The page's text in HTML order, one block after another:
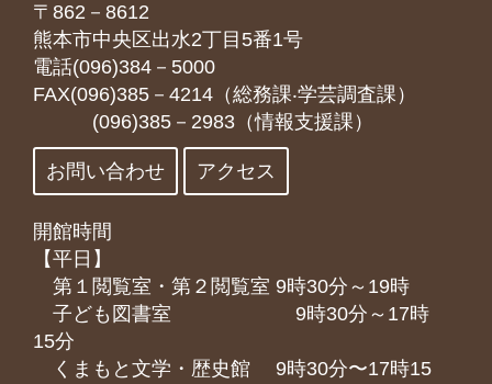
〒862－8612
熊本市中央区出水2丁目5番1号
電話(096)384－5000
FAX(096)385－4214（総務課‧学芸調査課）
(096)385－2983（情報支援課）
お問い合わせ アクセス
開館時間
【平日】
第１閲覧室・第２閲覧室 9時30分～19時
子ども図書室 9時30分～17時
15分
くまもと⽂学・歴史館 9時30分〜17時15